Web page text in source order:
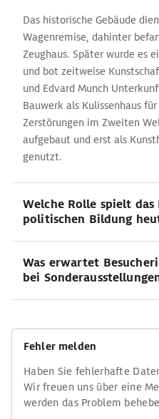
Das historische Gebäude
Wagenremise, dahinter
Zeughaus. Später wurde es
und bot zeitweise
und Edvard Munch
Bauwerk als Kulissenhaus
Zerstörungen im Zweiten
aufgebaut und erst als
genutzt.
Welche Rolle spielt das
politischen Bildung
Was erwartet
bei
Fehler melden
Haben Sie fehlerhafte
Wir freuen uns über eine
werden das Problem